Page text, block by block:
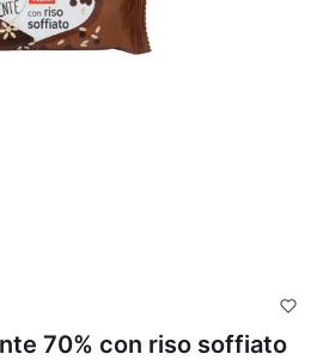
70% con riso soffiato